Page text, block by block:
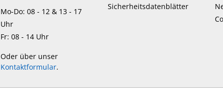
Mo-Do: 08 - 12 & 13 - 17
Uhr
Fr: 08 - 14 Uhr
Oder über unser
Kontaktformular.
Sicherheitsdatenblätter